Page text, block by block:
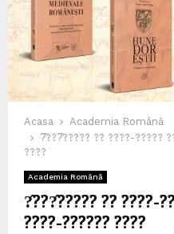
Acasa
Academia Română
?̂???̂????? ?? ????-?????
????
Academia Română
?̂???̂????? ?? ????-
????-?????? ????